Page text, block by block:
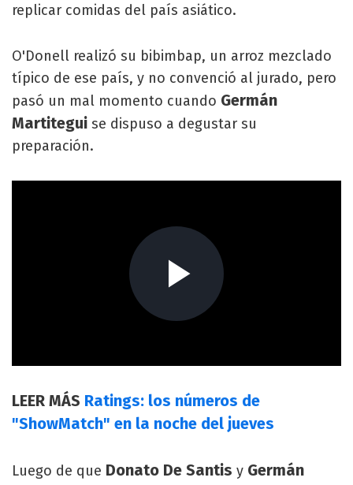
replicar comidas del país asiático.
O'Donell realizó su bibimbap, un arroz mezclado
típico de ese país, y no convenció al jurado, pero
pasó un mal momento cuando Germán
Martitegui se dispuso a degustar su
preparación.
LEER MÁS Ratings: los números de
"ShowMatch" en la noche del jueves
Luego de que Donato De Santis y Germán